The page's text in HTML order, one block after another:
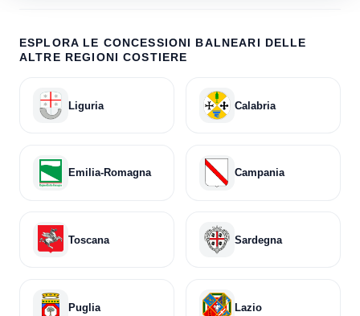
ESPLORA LE CONCESSIONI BALNEARI DELLE
ALTRE REGIONI COSTIERE
Liguria Calabria
Emilia-Romagna Campania
Toscana Sardegna
Puglia Lazio